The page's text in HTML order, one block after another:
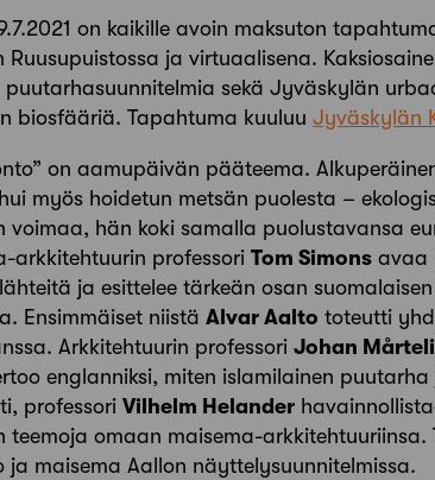
on kaikille avoin maksuton
ja virtuaalisena.
sekä Jyväskylän
biosfääriä. Tapahtuma kuuluu Jyväskylän
on aamupäivän pääteema.
myös hoidetun metsän puolesta –
voimaa, hän koki samalla puolustavansa
arkkitehtuurin professori Tom Simons avaa
ja esittelee tärkeän osan
Ensimmäiset niistä Alvar Aalto toteutti
Arkkitehtuurin professori Johan
englanniksi, miten islamilainen
professori Vilhelm Helander
teemoja omaan maisema-arkkitehtuuriinsa.
ja maisema Aallon näyttelysuunnitelmissa.